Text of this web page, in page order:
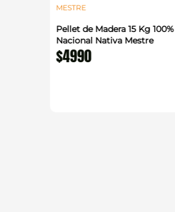
MESTRE
Pellet de Madera 15 Kg 100%
Nacional Nativa Mestre
$4990